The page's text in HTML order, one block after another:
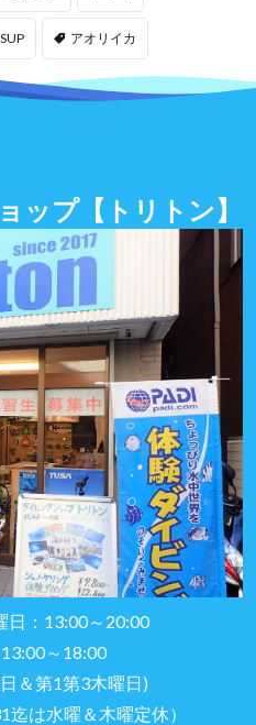
アオリイカ
ップ【トリトン】
日：13:00～20:00
～18:00
＆第1第3木曜日)
迄は水曜＆木曜定休）